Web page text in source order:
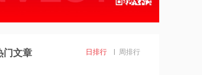
国“必须停止过度的军事开支”
门文章 日排行 周排行